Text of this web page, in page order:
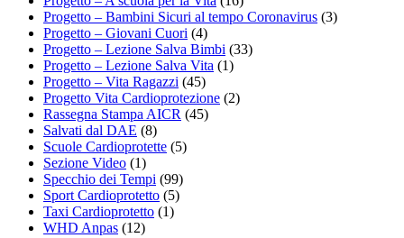
Progetto – Bambini Sicuri al tempo Coronavirus (3)
Progetto – Giovani Cuori (4)
Progetto – Lezione Salva Bimbi (33)
Progetto – Lezione Salva Vita (1)
Progetto – Vita Ragazzi (45)
Progetto Vita Cardioprotezione (2)
Rassegna Stampa AICR (45)
Salvati dal DAE (8)
Scuole Cardioprotette (5)
Sezione Video (1)
Specchio dei Tempi (99)
Sport Cardioprotetto (5)
Taxi Cardioprotetto (1)
WHD Anpas (12)